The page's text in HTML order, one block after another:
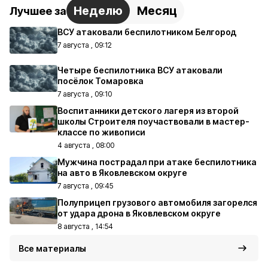
Лучшее за Неделю Месяц
ВСУ атаковали беспилотником Белгород
7 августа , 09:12
Четыре беспилотника ВСУ атаковали
посёлок Томаровка
7 августа , 09:10
Воспитанники детского лагеря из второй
школы Строителя поучаствовали в мастер-
классе по живописи
4 августа , 08:00
Мужчина пострадал при атаке беспилотника
на авто в Яковлевском округе
7 августа , 09:45
Полуприцеп грузового автомобиля загорелся
от удара дрона в Яковлевском округе
8 августа , 14:54
Все материалы